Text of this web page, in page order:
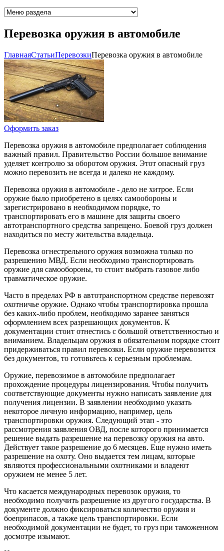
Перевозка оружия в автомобиле
ГлавнаяCтатьиПеревозкиПеревозка оружия в автомобиле
Оформить заказ
Перевозка оружия в автомобиле предполагает соблюдения
важный правил. Правительство России большое внимание
уделяет контролю за оборотом оружия. Этот опасный груз
можно перевозить не всегда и далеко не каждому.
Перевозка оружия в автомобиле - дело не хитрое. Если
оружие было приобретено в целях самообороны и
зарегистрировано в необходимом порядке, то
транспортировать его в машине для защиты своего
автотранспортного средства запрещено. Боевой груз должен
находиться по месту жительства владельца.
Перевозка огнестрельного оружия возможна только по
разрешению МВД. Если необходимо транспортировать
оружие для самообороны, то стоит выбрать газовое либо
травматическое оружие.
Часто в пределах РФ в автотранспортном средстве перевозят
охотничье оружие. Однако чтобы транспортировка прошла
без каких-либо проблем, необходимо заранее заняться
оформлением всех разрешающих документов. К
документации стоит отнестись с большой ответственностью и
вниманием. Владельцам оружия в обязательном порядке стоит
придерживаться правил перевозки. Если оружие перевозится
без документов, то готовьтесь к серьезным проблемам.
Оружие, перевозимое в автомобиле предполагает
прохождение процедуры лицензирования. Чтобы получить
соответствующие документы нужно написать заявление для
получения лицензии. В заявлении необходимо указать
некоторое личную информацию, например, цель
транспортировки оружия. Следующий этап - это
рассмотрения заявления ОВД, после которого принимается
решение выдать разрешение на перевозку оружия на авто.
Действует такое разрешение до 6 месяцев. Еще нужно иметь
разрешение на охоту. Оно выдается тем лицам, которые
являются профессиональными охотниками и владеют
оружием не менее 5 лет.
Что касается международных перевозок оружия, то
необходимо получить разрешение из другого государства. В
документе должно фиксироваться количество оружия и
боеприпасов, а также цель транспортировки. Если
необходимой документации не будет, то груз при таможенном
досмотре изымают.